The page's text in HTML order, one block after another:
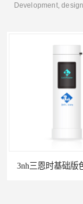
Development,
3nh三恩时基础版